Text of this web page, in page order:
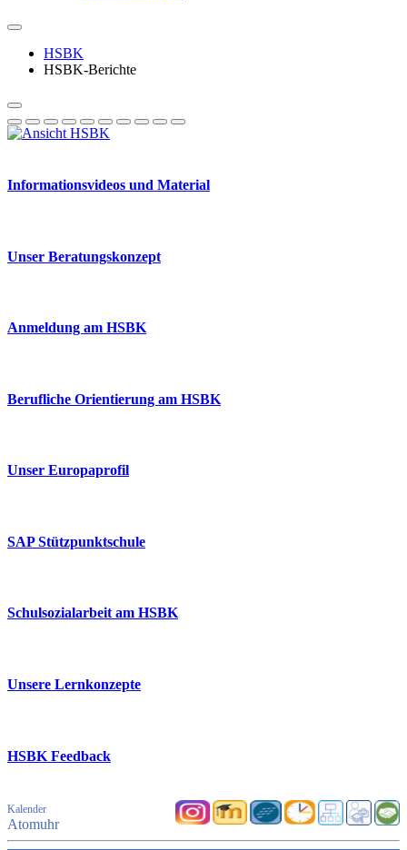
HSBK
HSBK-Berichte
Informationsvideos und Material
Unser Beratungskonzept
Anmeldung am HSBK
Berufliche Orientierung am HSBK
Unser Europaprofil
SAP Stützpunktschule
Schulsozialarbeit am HSBK
Unsere Lernkonzepte
HSBK Feedback
Kalender
Atomuhr